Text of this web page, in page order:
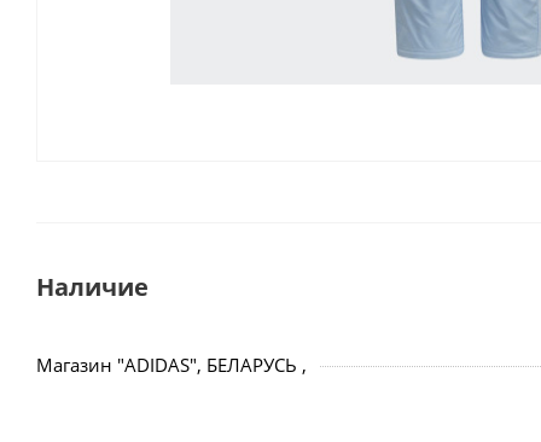
Наличие
Магазин "ADIDAS", БЕЛАРУСЬ ,